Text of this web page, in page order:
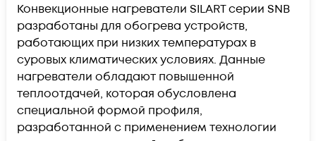
Конвекционные нагреватели SILART серии SNB
разработаны для обогрева устройств,
работающих при низких температурах в
суровых климатических условиях. Данные
нагреватели обладают повышенной
теплоотдачей, которая обусловлена
специальной формой профиля,
разработанной с применением технологии